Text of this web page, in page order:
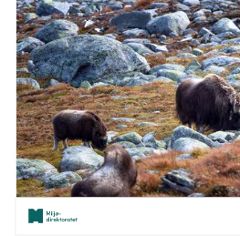
som vil være ute i september 2021.